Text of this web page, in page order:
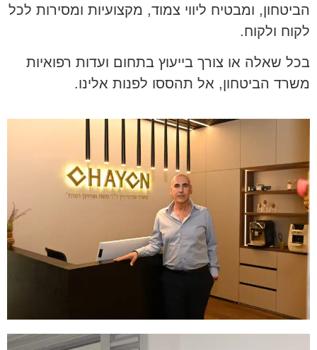
הביטחון, ומבטיח ליווי צמוד, מקצועיות ומסירות לכל
לקוח ולקוח.
בכל שאלה או צורך בייעוץ בתחום ועדות רפואיות
משרד הביטחון, אל תהססו לפנות אלינו.